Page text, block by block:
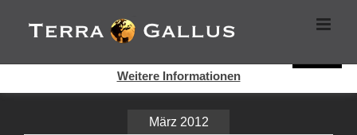
Inhalt
springen
März 2012
Cookies helfen auf auf dieser Seite bei der Bereitstellung der
Dienste. Durch die Nutzung dieser Webseite erklären Sie sich
Weitere Informationen